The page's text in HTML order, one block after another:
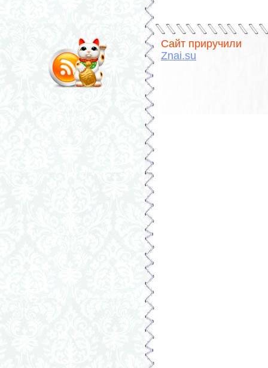
Сайт приручили
Znai.su